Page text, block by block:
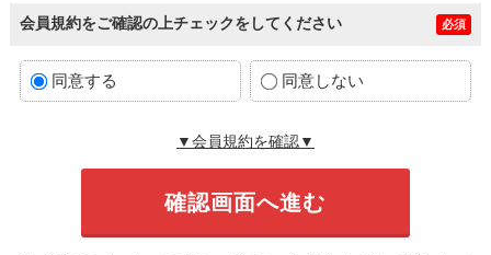
会員規約をご確認の上チェックをしてください 必須
同意する 同意しない
▼会員規約を確認▼